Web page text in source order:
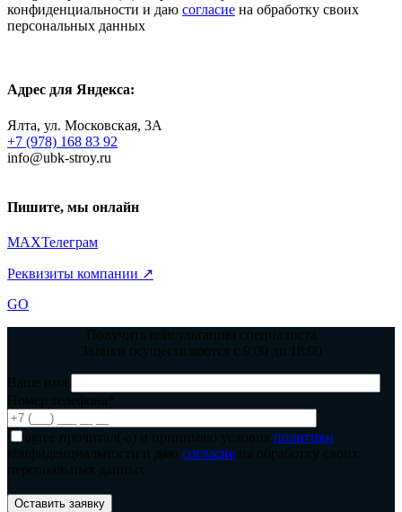
конфиденциальности и даю согласие на обработку своих
персональных данных
Адрес для Яндекса:
Ялта, ул. Московская, 3А
+7 (978) 168 83 92
info@ubk-stroy.ru
Пишите, мы онлайн
MAXТелеграм
Реквизиты компании ↗
GO
Получить консультацию специалиста
Звонки осуществляются с 9:00 до 18:00
Ваше имя
Номер телефона*
agree прочитал(-а) и принимаю условия политики
конфиденциальности и даю согласие на обработку своих
персональных данных